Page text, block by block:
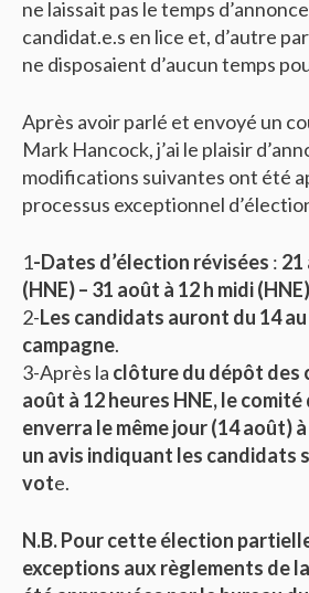
ne laissait pas le temps
candidat.e.s en lice et, d’autre
ne disposaient d’aucun temps
Après avoir parlé et envoyé un
Mark Hancock, j’ai le plaisir
modifications suivantes ont été
processus exceptionnel
1-Dates d’élection révisées : 21
(HNE) – 31 août à 12 h midi (HNE)
2-Les candidats auront du 14
campagne.
3-Après la clôture du dépôt des
août à 12 heures HNE,le
enverra le même jour (14 août)
un avis indiquant les candidats
vote.
N.B. Pour cette élection
exceptions aux règlements de